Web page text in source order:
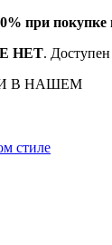
при
НЕТ.
В НАШЕМ
стиле